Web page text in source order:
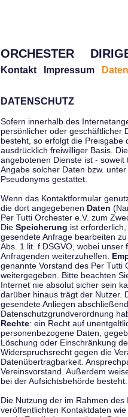
ORCHESTER
Kontakt Impressum
DATENSCHUTZ
Sofern innerhalb des
persönlicher oder geschäftlicher
besteht, so erfolgt die Preisgabe
ausdrücklich freiwilliger Basis.
angebotenen Dienste ist -
Angabe solcher Daten bzw.
Pseudonyms gestattet.
Wenn das Kontaktformular
die dort angegebenen Daten
Per Tutti Orchester e.V. zum
Die Speicherung ist
gesendete Anfrage bearbeiten
Abs. 1 lit. f DSGVO, wobei
Anfragenden weiterzuhelfen.
genannte Vorstand des Per Tutti
weitergegeben. Bitte beachten
Internet nie absolut sicher sein
darüber hinaus trägt der Nutzer.
gesendete Anliegen
Datenschutzgrundverordnung
Rechte: ein Recht auf
personenbezogene Daten,
Löschung oder Einschränkung
Widerspruchsrecht gegen die
Datenübertragbarkeit.
Vereinsvorstand. Außerdem
bei der Aufsichtsbehörde besteht.
Die Nutzung der im Rahmen
veröffentlichten Kontaktdaten